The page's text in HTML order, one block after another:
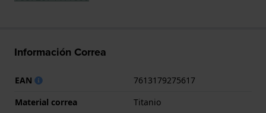
Información Correa
EAN
7613179275617
Material correa
Titanio